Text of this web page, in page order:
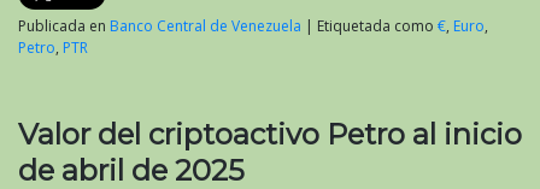
Publicada en Banco Central de Venezuela | Etiquetada como €, Euro,
Petro, PTR
Valor del criptoactivo Petro al inicio
de abril de 2025